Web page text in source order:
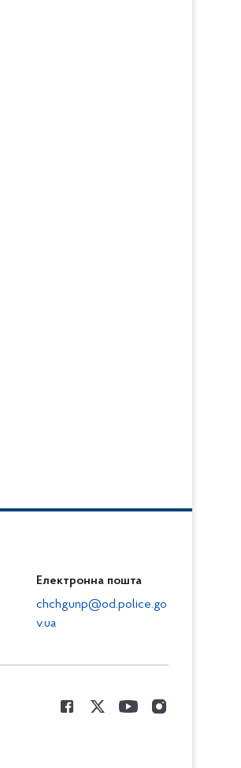
Електронна пошта
chchgunp@od.police.go
v.ua